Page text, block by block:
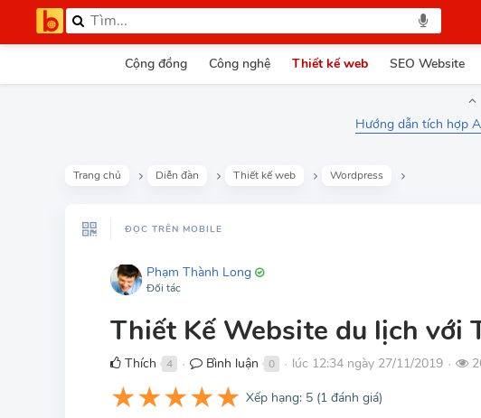
Cộng đồng Công nghệ Thiết kế web SEO Website
Hướng dẫn tích hợp
Trang chủ Diễn đàn Thiết kế web Wordpress
ĐỌC TRÊN MOBILE
Phạm Thành Long
Đối tác
Thiết Kế Website du lịch với
Thích 4 ● Bình luận 0 ● lúc 12:34 ngày 27/11/2019 ●
★★★★★ Xếp hạng: 5 (1 đánh giá)